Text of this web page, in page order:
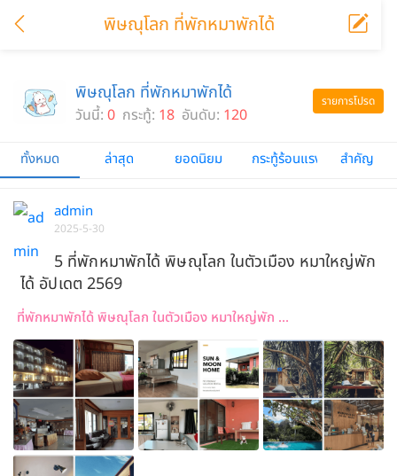
พิษณุโลก ที่พักหมาพักได้
รายการโปรด
พิษณุโลก ที่พักหมาพักได้
วันนี้: 0 กระทู้: 18 อันดับ: 120
ทั้งหมด ล่าสุด ยอดนิยม กระทู้ร้อนแรง สำคัญ
admin
2025-5-30
5 ที่พักหมาพักได้ พิษณุโลก ในตัวเมือง หมาใหญ่พัก
ได้ อัปเดต 2569
ที่พักหมาพักได้ พิษณุโลก ในตัวเมือง หมาใหญ่พัก ...